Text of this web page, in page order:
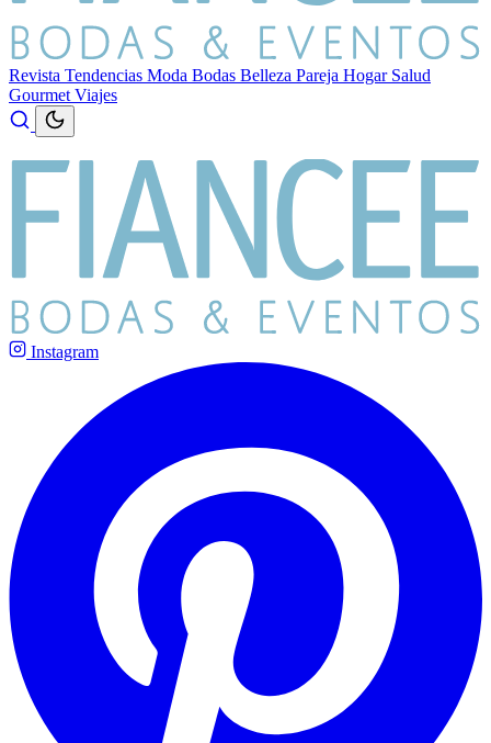
Revista Tendencias Moda Bodas Belleza Pareja Hogar Salud
Gourmet Viajes
Instagram